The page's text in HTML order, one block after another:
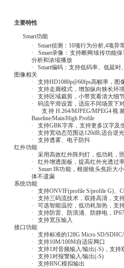
主要特性
Smart功能
· Smart侦测：10项行为分析,4项异
· Smart录像：支持断网续传功能
分析和浓缩播放
· Smart编码：支持低码率、低延
图像相关
· 支持HD1080p@60fps高帧率，图
· 支持走廊模式，增加纵向狭长环
· 支持区域裁剪，小带宽看清大细
· 码流平滑设置，适应不同场景下
· 支持H.264/MJPEG/MPEG4
Baseline/Main/High Profile
· 支持GBK字库，支持更多汉字及
· 支持宽动态范围达120dB,适合逆
· 支持透雾、电子防抖
红外功能
· 采用高效红外阵列灯，低功耗，
· 红外增透面板，提高红外光透过
· Smart IR功能，根据镜头焦距大
体不遗漏
系统功能
· 支持ONVIF(profile S/profile G)、
· 支持三码流技术，双路高清，支
· 可选智能温控，低功耗加热，支
· 支持防雷、防浪涌、防静电，
· 支持宽压输入
接口功能
· 支持标准的128G Micro SD/
· 支持10M/100M自适应网口
· 支持1对音频输入/输出(-S)，支持
· 支持1对报警输入/输出(-S)
· 支持BNC模拟输出